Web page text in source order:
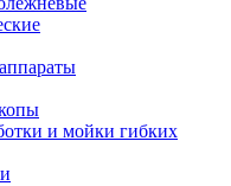
и мойки гибких